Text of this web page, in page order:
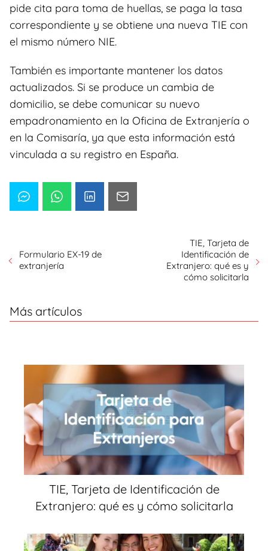
pide cita para toma de huellas, se paga la tasa
correspondiente y se obtiene una nueva TIE con
el mismo número NIE.
También es importante mantener los datos
actualizados. Si se produce un cambia de
domicilio, se debe comunicar su nuevo
empadronamiento en la Oficina de Extranjería o
en la Comisaría, ya que esta información está
vinculada a su registro en España.
Formulario EX-19 de
extranjería
TIE, Tarjeta de
Identificación de
Extranjero: qué es y
cómo solicitarla
Más artículos
TIE, Tarjeta de Identificación de
Extranjero: qué es y cómo solicitarla